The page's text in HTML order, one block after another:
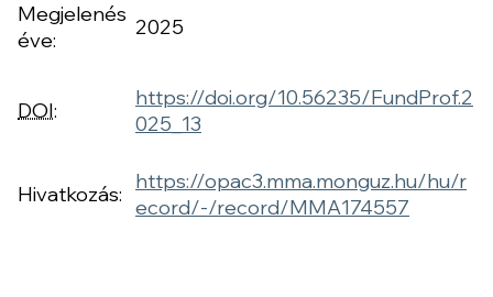
Megjelenés
éve:
2025
DOI:
https://doi.org/10.56235/FundProf.2
025_13
Hivatkozás:
https://opac3.mma.monguz.hu/hu/r
ecord/-/record/MMA174557